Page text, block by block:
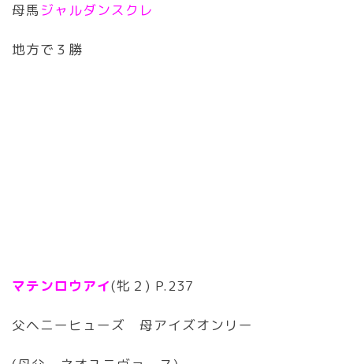
母馬 ジャルダンスクレ
地方で３勝
マテンロウアイ(牝２) P.237
父ヘニーヒューズ 母アイズオンリー